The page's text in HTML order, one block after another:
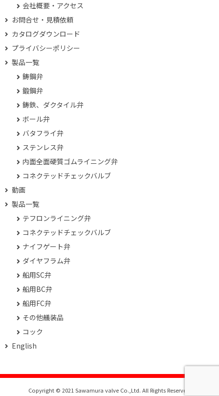
会社概要・アクセス
お問合せ・見積依頼
カタログダウンロード
プライバシーポリシー
製品一覧
鋳鋼弁
鍛鋼弁
鋳鉄、ダクタイル弁
ボール弁
バタフライ弁
ステンレス弁
内面全面硬質ゴムライニング弁
コネクテッドチェックバルブ
動画
製品一覧
テフロンライニング弁
コネクテッドチェックバルブ
ナイフゲート弁
ダイヤフラム弁
船用SC弁
船用BC弁
船用FC弁
その他艤装品
コック
English
Copyright © 2021 Sawamura valve Co.,Ltd. All Rights Reserved.